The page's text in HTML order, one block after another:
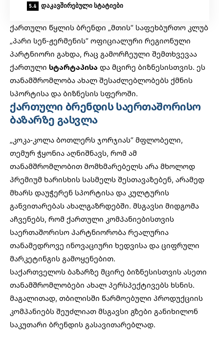
დაკავშირებული სტატიები
ქართული წყლის ბრენდი „მთის“ საფეხბურთო კლუბ
„პარი სენ-ჟერმენის“ ოფიციალური რეგიონული
პარტნიორი გახდა, რაც გამორჩეული შემთხვევაა
ქართული სტარტაპისა და მცირე ბიზნესისთვის. ეს
თანამშრომლობა ახალ შესაძლებლობებს ქმნის
სპორტისა და ბიზნესის სფეროში.
ქართული ბრენდის საერთაშორისო
ბაზარზე გასვლა
„კოკა-კოლა ბოთლერს ჯორჯიას“ მფლობელი,
თემურ ჭყონია აღნიშნავს, რომ ამ
თანამშრომლობით მომხმარებელს არა მხოლოდ
პრემიუმ ხარისხის სასმელს შესთავაზებენ, არამედ
მხარს დაუჭერენ სპორტისა და კულტურის
განვითარებას ახალგაზრდებში. მსგავსი მიდგომა
აჩვენებს, რომ ქართული კომპანიებისთვის
საერთაშორისო პარტნიორობა რეალურია
თანამედროვე ინოვაციური ხედვისა და ციფრული
მარკეტინგის გამოყენებით.
საქართველოს ბაზარზე მცირე ბიზნესისთვის ასეთი
თანამშრომლობები ახალ პერსპექტივებს ხსნის.
მაგალითად, თბილისში წარმოებული პროდუქციის
კომპანიებს შეუძლიათ მსგავსი გზები განიხილონ
საკუთარი ბრენდის გასავითარებლად.